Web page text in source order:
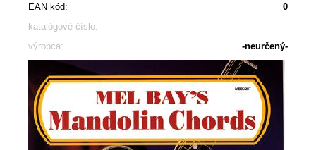
EAN kód:
0
katalógové číslo:
výrobca:
-neurčený-